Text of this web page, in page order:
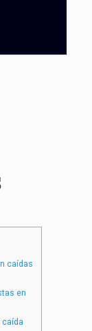
caídas
en
caída